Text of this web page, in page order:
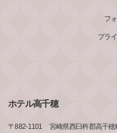
フ
プラ
ホテル高千穂
〒882-1101 宮崎県西臼杵郡高千